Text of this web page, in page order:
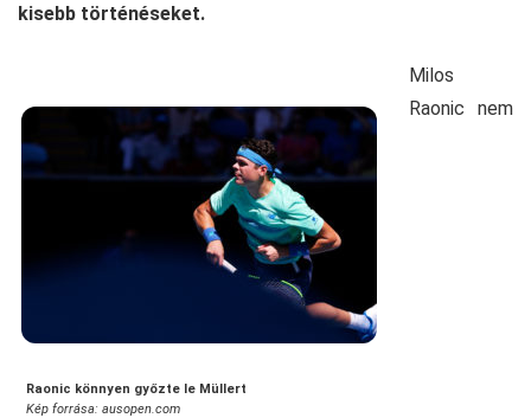
kisebb történéseket.
Raonic könnyen győzte le Müllert
Kép forrása: ausopen.com
Milos
Raonic nem